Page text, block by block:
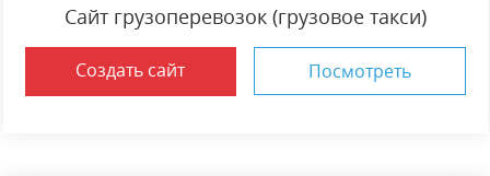
Сайт грузоперевозок (грузовое такси)
Создать сайт Посмотреть